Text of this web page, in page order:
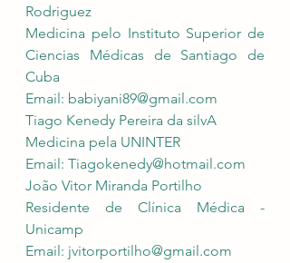
Rodriguez
Medicina pelo Instituto Superior de
Ciencias Médicas de Santiago de
Cuba
Email: babiyani89@gmail.com
Tiago Kenedy Pereira da silvA
Medicina pela UNINTER
Email: Tiagokenedy@hotmail.com
João Vitor Miranda Portilho
Residente de Clínica Médica -
Unicamp
Email: jvitorportilho@gmail.com